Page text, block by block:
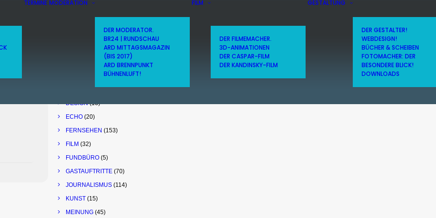
TERMINE MODERATION
DER MODERATOR.
BR24 | RUNDSCHAU
ARD MITTAGSMAGAZIN
(BIS 2017)
ARD BRENNPUNKT
BÜHNENLUFT!
FILM
DER FILMEMACHER.
3D-ANIMATIONEN
DER CASPAR-FILM
DER KANDINSKY-FILM
GESTALTUNG
DER GESTALTER!
WEBDESIGN!
BÜCHER & SCHEIBEN
FOTOMACHER: DER
BESONDERE BLICK!
DOWNLOADS
DESIGN(13)
ECHO (20)
FERNSEHEN (153)
FILM (32)
FUNDBÜRO (5)
GASTAUFTRITTE (70)
JOURNALISMUS (114)
KUNST (15)
MEINUNG (45)